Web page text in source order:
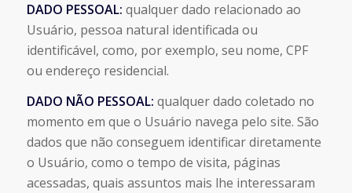
DADO PESSOAL: qualquer dado relacionado ao
Usuário, pessoa natural identificada ou
identificável, como, por exemplo, seu nome, CPF
ou endereço residencial.
DADO NÃO PESSOAL: qualquer dado coletado no
momento em que o Usuário navega pelo site. São
dados que não conseguem identificar diretamente
o Usuário, como o tempo de visita, páginas
acessadas, quais assuntos mais lhe interessaram